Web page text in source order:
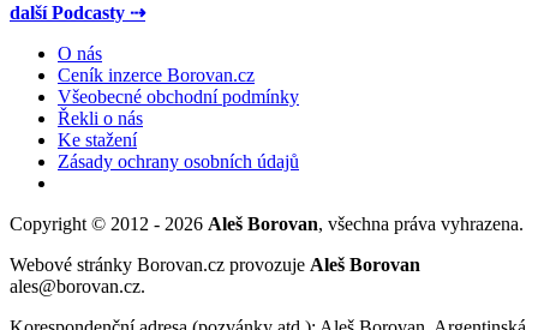
další Podcasty ⇢
O nás
Ceník inzerce Borovan.cz
Všeobecné obchodní podmínky
Řekli o nás
Ke stažení
Zásady ochrany osobních údajů
Copyright © 2012 - 2026 Aleš Borovan, všechna práva vyhrazena.
Webové stránky Borovan.cz provozuje Aleš Borovan
ales@borovan.cz.